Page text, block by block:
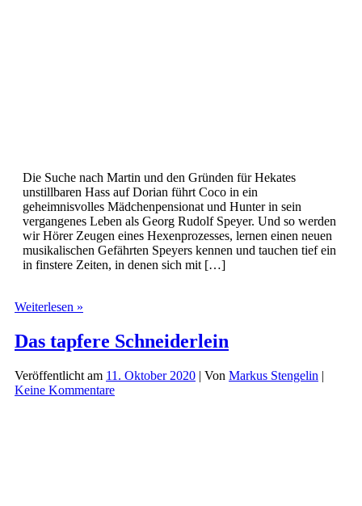
Die Suche nach Martin und den Gründen für Hekates
unstillbaren Hass auf Dorian führt Coco in ein
geheimnisvolles Mädchenpensionat und Hunter in sein
vergangenes Leben als Georg Rudolf Speyer. Und so werden
wir Hörer Zeugen eines Hexenprozesses, lernen einen neuen
musikalischen Gefährten Speyers kennen und tauchen tief ein
in finstere Zeiten, in denen sich mit […]
Weiterlesen »
(53)
–
Sonnengeflecht
Das tapfere Schneiderlein
Veröffentlicht am 11. Oktober 2020 | Von Markus Stengelin |
Keine Kommentare